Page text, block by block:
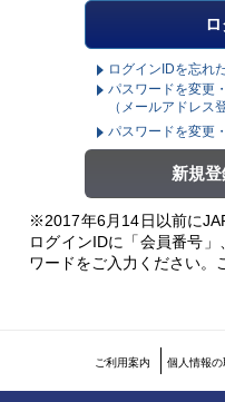
ログインIDを忘れ
パスワードを変更
（メールアドレス
パスワードを変更
新規
※2017年6月14日以前に
ログインIDに「会員番号
ワードをご入力ください。
ご利用案内 個人情報